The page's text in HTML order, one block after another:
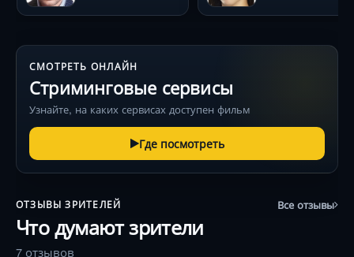
СМОТРЕТЬ ОНЛАЙН
Стриминговые сервисы
Узнайте, на каких сервисах доступен фильм
Где посмотреть
ОТЗЫВЫ ЗРИТЕЛЕЙ
Что думают зрители
7 отзывов
Все отзывы